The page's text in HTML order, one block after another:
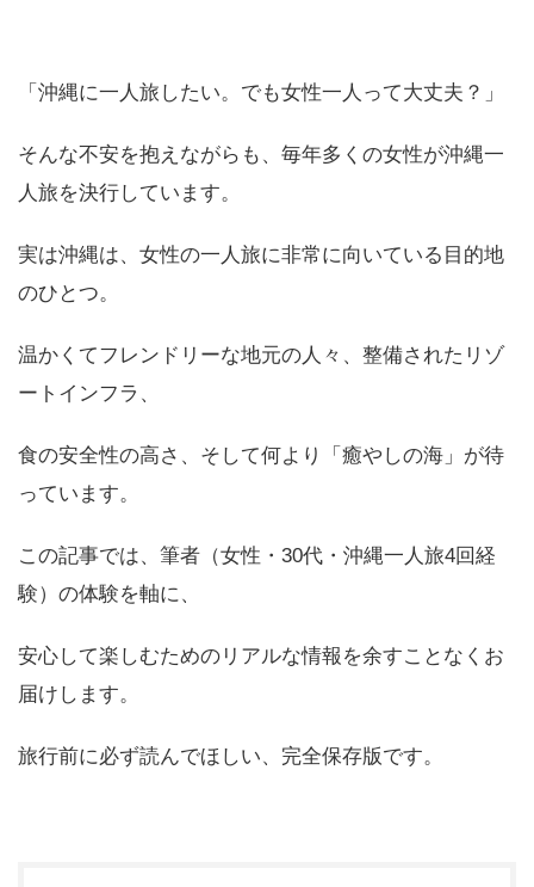
「沖縄に一人旅したい。でも女性一人って大丈夫？」
そんな不安を抱えながらも、毎年多くの女性が沖縄一
人旅を決行しています。
実は沖縄は、女性の一人旅に非常に向いている目的地
のひとつ。
温かくてフレンドリーな地元の人々、整備されたリゾ
ートインフラ、
食の安全性の高さ、そして何より「癒やしの海」が待
っています。
この記事では、筆者（女性・30代・沖縄一人旅4回経
験）の体験を軸に、
安心して楽しむためのリアルな情報を余すことなくお
届けします。
旅行前に必ず読んでほしい、完全保存版です。